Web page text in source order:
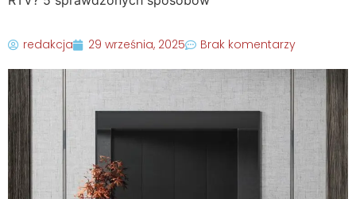
redakcja 29 września, 2025 Brak komentarzy